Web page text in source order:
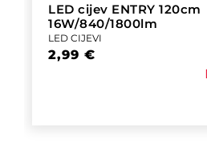
LED cijev ENTRY 120cm
16W/840/1800lm
LED CIJEVI
2,99 €